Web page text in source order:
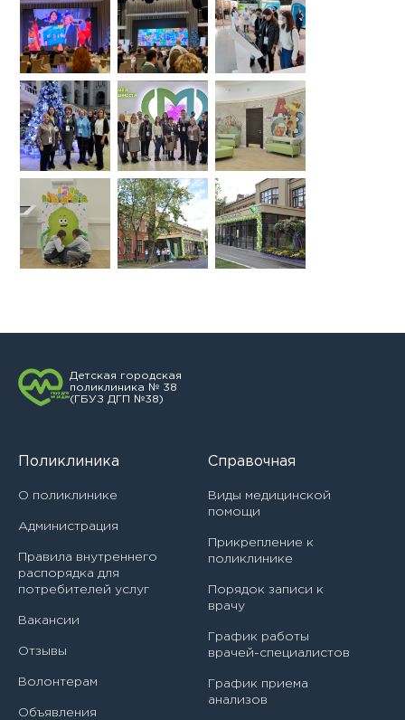
Детская городская
поликлиника № 38
(ГБУЗ ДГП №38)
Поликлиника
О поликлинике
Администрация
Правила внутреннего
распорядка для
потребителей услуг
Вакансии
Отзывы
Волонтерам
Объявления
Справочная
Виды медицинской
помощи
Прикрепление к
поликлинике
Порядок записи к
врачу
График работы
врачей-специалистов
График приема
анализов
Врач
Авилова Ирина Алексеевна
Акашева Вера Геннадьевна
Акбаева София Казбековна
Головное учреждение
Направление